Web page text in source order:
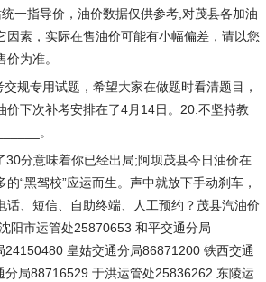
一指导价，油价数据仅供参考,对茂县各加油
因素，实际在售油价可能有小幅偏差，请以您
为准。
规专用试题，希望大家在做题时看清题目，
价下次补考安排在了4月14日。20.不坚持教
。
30分意味着你已经出局;阿坝茂县今日油价在
“黑驾校”应运而生。声中就放下手动刹车，
话、短信、自助终端、人工预约？茂县汽油价
阳市运管处25870653 和平交通分局
24150480 皇姑交通分局86871200 铁西交通
局88716529 于洪运管处25836262 东陵运